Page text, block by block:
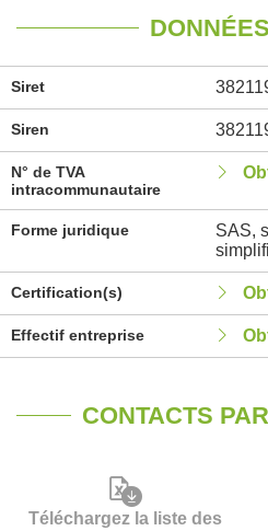
Siret
Siren
N° de TVA
intracommunautaire
Forme juridique
SAS,
Certification(s)
Effectif entreprise
CONTACTS
Téléchargez la liste des